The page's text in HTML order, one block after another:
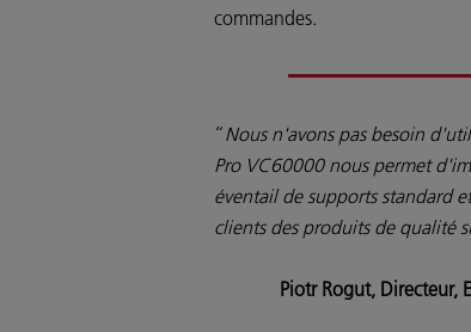
commandes.
“Nous n'avons pas besoin
Pro VC60000 nous permet
éventail de supports standard
clients des produits de qualité
Piotr Rogut, Directeur,